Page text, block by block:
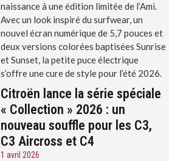
naissance à une édition limitée de l’Ami.
Avec un look inspiré du surfwear, un
nouvel écran numérique de 5,7 pouces et
deux versions colorées baptisées Sunrise
et Sunset, la petite puce électrique
s’offre une cure de style pour l’été 2026.
Citroën lance la série spéciale
« Collection » 2026 : un
nouveau souffle pour les C3,
C3 Aircross et C4
1 avril 2026